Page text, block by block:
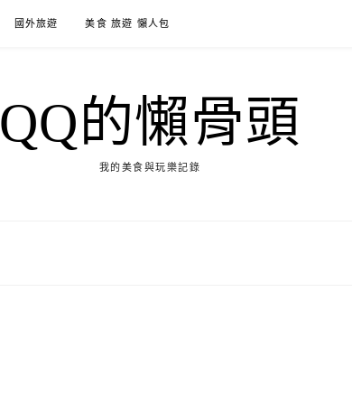
國外旅遊 美食 旅遊 懶人包
QQ的懶骨頭
我的美食與玩樂記錄